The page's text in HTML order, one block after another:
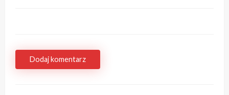
Dodaj komentarz